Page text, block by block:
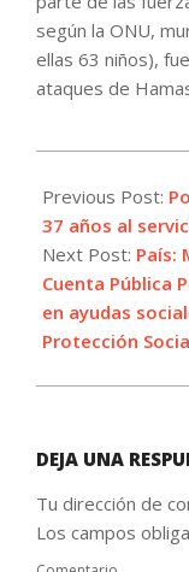
según la ONU,
ellas 63 niños),
ataques de
05-
27
Previous Post:
37 años al
Next Post: País:
Cuenta Pública
en ayudas
Protección
DEJA UNA
Tu dirección de
Los campos